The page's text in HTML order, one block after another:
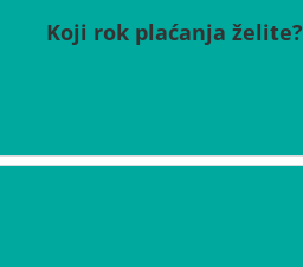
Koji rok plaćanja želite?